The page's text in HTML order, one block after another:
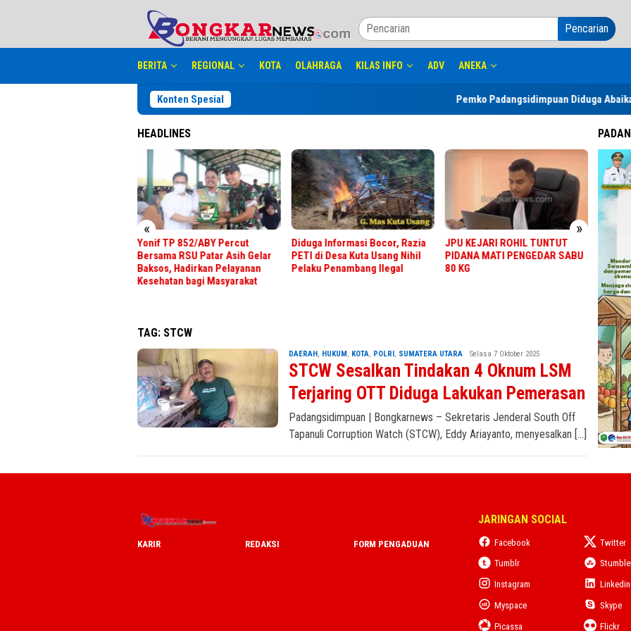
Pencarian
BERITA REGIONAL KOTA OLAHRAGA KILAS INFO ADV ANEKA
Konten Spesial Pemko Padangsidimpuan Diduga Abaikan
HEADLINES
« »
Diduga Informasi Bocor, Razia
PETI di Desa Kuta Usang Nihil
Pelaku Penambang Ilegal
JPU KEJARI ROHIL TUNTUT
PIDANA MATI PENGEDAR SABU
80 KG
Bupati Aceh Tenggara
H.M.Salim Fahkry SE.MM Tinjau
Kesiapan Stand Pameran
TAG: STCW
DAERAH, HUKUM, KOTA, POLRI, SUMATERA UTARA adminbongkar
Selasa 7 Oktober 2025
STCW Sesalkan Tindakan 4 Oknum LSM
Terjaring OTT Diduga Lakukan Pemerasan
Padangsidimpuan | Bongkarnews – Sekretaris Jenderal South Off
Tapanuli Corruption Watch (STCW), Eddy Ariayanto, menyesalkan […]
KARIR REDAKSI FORM PENGADUAN
JARINGAN SOCIAL
Facebook Twitter
Tumblr
Instagram
Linkedin
Myspace
Skype
Picassa
Flickr